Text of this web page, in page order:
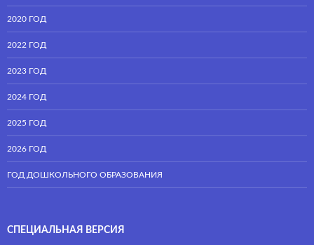
2020 ГОД
2022 ГОД
2023 ГОД
2024 ГОД
2025 ГОД
2026 ГОД
ГОД ДОШКОЛЬНОГО ОБРАЗОВАНИЯ
СПЕЦИАЛЬНАЯ ВЕРСИЯ